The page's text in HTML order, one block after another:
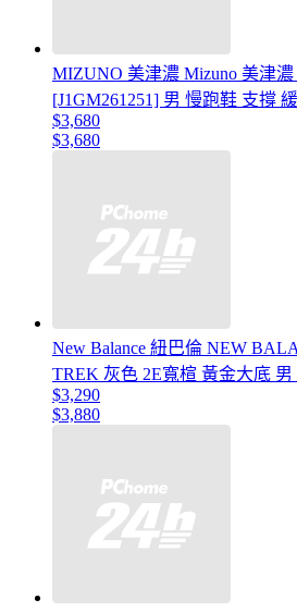
MIZUNO 美津濃 Mizuno 美津濃
[J1GM261251] 男 慢跑鞋 支撐
$3,680
$3,680
New Balance 紐巴倫 NEW
TREK 灰色 2E寬楦 黃金大底
$3,290
$3,880